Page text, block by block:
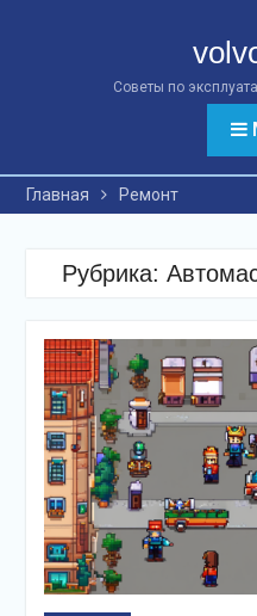
Советы по
Главная Ремонт
Рубрика: